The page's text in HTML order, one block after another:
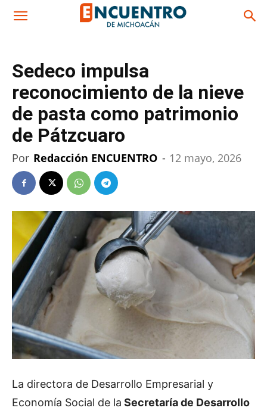
Sedeco impulsa
reconocimiento de la nieve
de pasta como patrimonio
de Pátzcuaro
Por Redacción ENCUENTRO - 12 mayo, 2026
La directora de Desarrollo Empresarial y
Economía Social de la Secretaría de Desarrollo